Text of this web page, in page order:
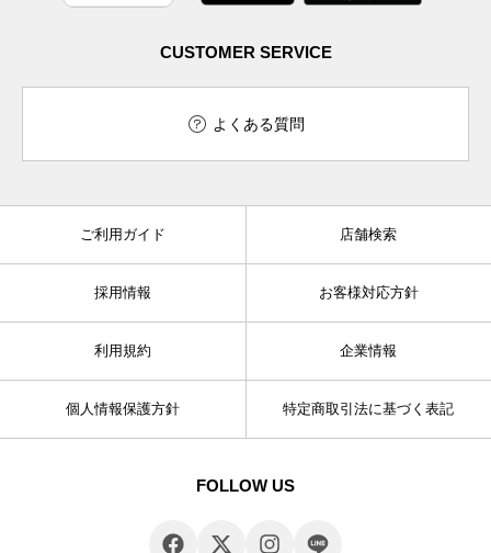
CUSTOMER SERVICE
よくある質問
ご利用ガイド 店舗検索
採用情報 お客様対応方針
利用規約 企業情報
個人情報保護方針 特定商取引法に基づく表記
FOLLOW US